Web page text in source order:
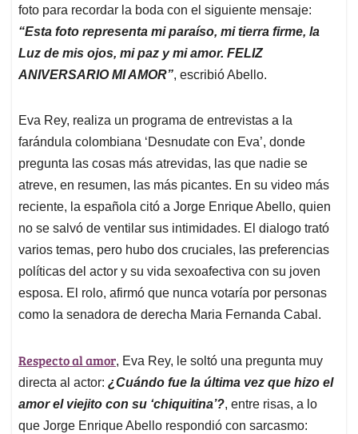
foto para recordar la boda con el siguiente mensaje:
“Esta foto representa mi paraíso, mi tierra firme, la
Luz de mis ojos, mi paz y mi amor. FELIZ
ANIVERSARIO MI AMOR”, escribió Abello.
Eva Rey, realiza un programa de entrevistas a la
farándula colombiana ‘Desnudate con Eva’, donde
pregunta las cosas más atrevidas, las que nadie se
atreve, en resumen, las más picantes. En su video más
reciente, la española citó a Jorge Enrique Abello, quien
no se salvó de ventilar sus intimidades. El dialogo trató
varios temas, pero hubo dos cruciales, las preferencias
políticas del actor y su vida sexoafectiva con su joven
esposa. El rolo, afirmó que nunca votaría por personas
como la senadora de derecha Maria Fernanda Cabal.
Respecto al amor, Eva Rey, le soltó una pregunta muy
directa al actor: ¿Cuándo fue la última vez que hizo el
amor el viejito con su ‘chiquitina’?, entre risas, a lo
que Jorge Enrique Abello respondió con sarcasmo: